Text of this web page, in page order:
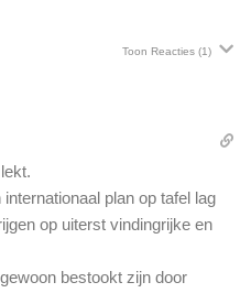
Toon Reacties (1)
plan op tafel lag
op uiterst vindingrijke en
bestookt zijn door